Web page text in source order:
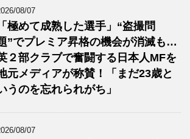
08/07
「極めて成熟した選手」“盗撮問
”でプレミア昇格の機会が消滅も…
２部クラブで奮闘する日本人MFを
元メディアが称賛！「まだ23歳と
うのを忘れられがち」
08/07